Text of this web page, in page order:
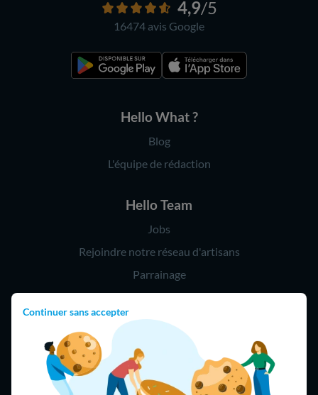
Continuer sans accepter
4,9/5
16474 avis Google
Hello What ?
Blog
L'équipe de rédaction
Hello Team
Jobs
Rejoindre notre réseau d'artisans
Parrainage
Hello !
09 75 18 60 60
(8h-21h)
75018 Paris